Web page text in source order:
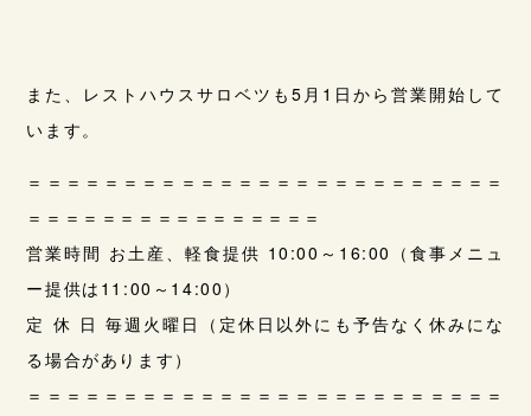
また、レストハウスサロベツも5月1日から営業開始して
います。
＝＝＝＝＝＝＝＝＝＝＝＝＝＝＝＝＝＝＝＝＝＝＝＝＝
＝＝＝＝＝＝＝＝＝＝＝＝＝＝＝＝
営業時間 お土産、軽食提供 10:00～16:00（食事メニュ
ー提供は11:00～14:00）
定 休 日 毎週火曜日（定休日以外にも予告なく休みにな
る場合があります）
＝＝＝＝＝＝＝＝＝＝＝＝＝＝＝＝＝＝＝＝＝＝＝＝＝